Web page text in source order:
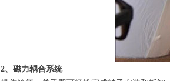
2、磁力耦合系统